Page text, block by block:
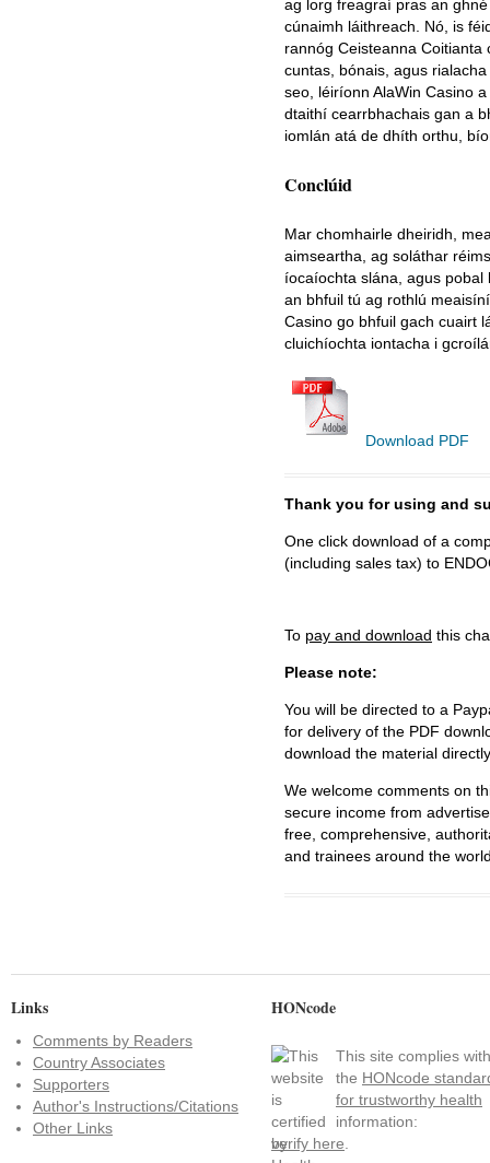
ag lorg freagraí pras an
cúnaimh láithreach. Nó, is
rannóg Ceisteanna
cuntas, bónais, agus
seo, léiríonn AlaWin Casino
dtaithí cearrbhachais gan a
iomlán atá de dhíth orthu,
Conclúid
Mar chomhairle dheiridh,
aimseartha, ag soláthar
íocaíochta slána, agus pobal
an bhfuil tú ag rothlú
Casino go bhfuil gach cuairt
cluichíochta iontacha i
Download PDF
Thank you for using and
One click download of a
(including sales tax) to
To pay and download this
Please note:
You will be directed to a
for delivery of the PDF
download the material
We welcome comments on
secure income from
free, comprehensive,
and trainees around the
Links
Comments by Readers
Country Associates
Supporters
Author's Instructions/Citations
Other Links
HONcode
This site complies with
the HONcode
for trustworthy health
information:
verify here